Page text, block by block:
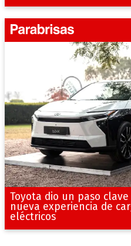
Toyota dio un paso
nueva experiencia de
eléctricos